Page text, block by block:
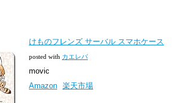
けものフレンズ サーバル スマホケース
posted with カエレバ
movic
Amazon 楽天市場